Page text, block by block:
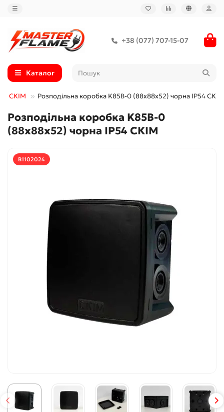
+38 (077) 707-15-07
Каталог
СКІМ Розподільна коробка K85B-0 (88х88х52) чорна IP54 СКІМ
Розподільна коробка K85B-0
(88х88х52) чорна IP54 СКІМ
B1102024